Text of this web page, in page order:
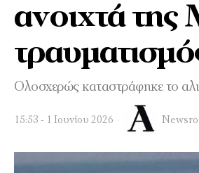
ανοιχτά της
Ολοσχερώς καταστράφηκε το
15:53 - 1 Ιουνίου 2026